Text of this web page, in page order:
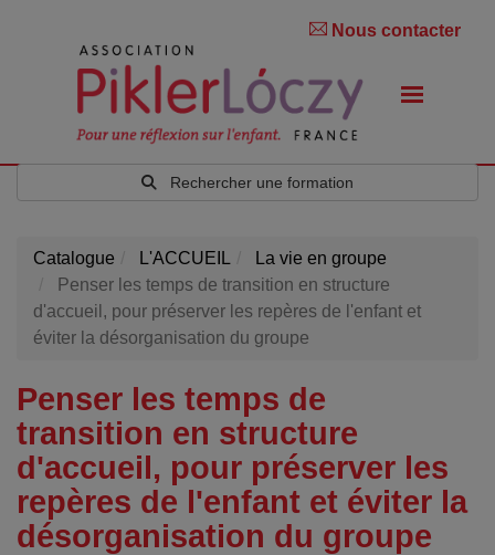
Nous contacter
Rechercher une formation
Catalogue L'ACCUEIL
La vie en groupe
Penser les temps de transition en structure
d'accueil, pour préserver les repères de l'enfant et
éviter la désorganisation du groupe
Penser les temps de
transition en structure
d'accueil, pour préserver les
repères de l'enfant et éviter la
désorganisation du groupe